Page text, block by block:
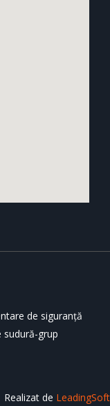
de siguranță
sudură-grup
Realizat de LeadingSoft